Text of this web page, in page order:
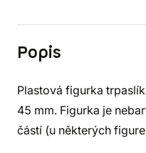
Popis
Plastová figurka
45 mm. Figurka je
částí (u některých